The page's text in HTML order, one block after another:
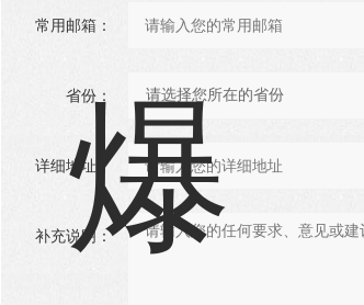
常用邮箱：
省份：
详细地址：
补充说明：